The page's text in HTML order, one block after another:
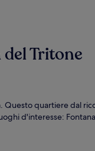
Tritone
Questo quartiere dal
d'interesse: